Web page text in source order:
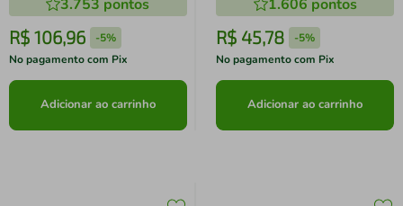
3.753 pontos
R$ 106,96 -5%
No pagamento com Pix
Adicionar ao carrinho
1.606 pontos
R$ 45,78 -5%
No pagamento com Pix
Adicionar ao carrinho